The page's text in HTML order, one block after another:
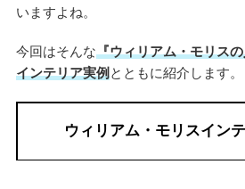
いますよね。
今回はそんな『ウィリアム・モリス
インテリア実例とともに紹介します。
ウィリアム・モリスイン